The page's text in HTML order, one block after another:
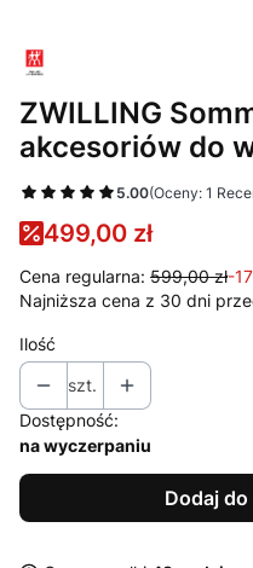
ZWILLING
akcesoriów do
5.00(Oceny: 1
499,00 zł
Cena regularna: 599,00 zł-
Najniższa cena z 30 dni
Ilość
szt.
Dostępność:
na wyczerpaniu
Dodaj